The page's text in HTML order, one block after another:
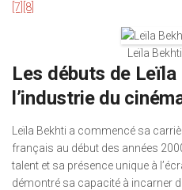
[7] [8]
Leïla
Les débuts de Leïla
l’industrie du
Leïla Bekhti a commencé sa
français au début des années
talent et sa présence unique à
démontré sa capacité à incarner